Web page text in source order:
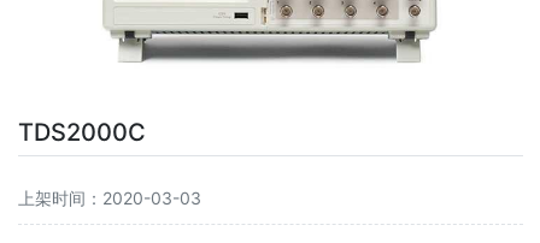
TDS2000C
上架时间：2020-03-03